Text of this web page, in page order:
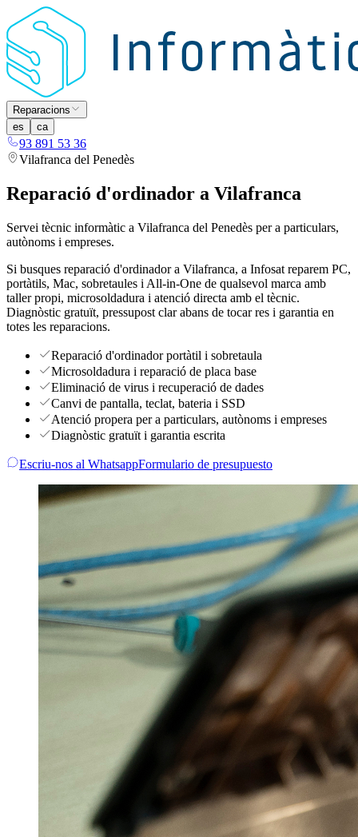
Reparacions
es
ca
93 891 53 36
Vilafranca del Penedès
Reparació d'ordinador a Vilafranca
Servei tècnic informàtic a Vilafranca del Penedès per a particulars,
autònoms i empreses.
Si busques reparació d'ordinador a Vilafranca, a Infosat reparem PC,
portàtils, Mac, sobretaules i All-in-One de qualsevol marca amb
taller propi, microsoldadura i atenció directa amb el tècnic.
Diagnòstic gratuït, pressupost clar abans de tocar res i garantia en
totes les reparacions.
Reparació d'ordinador portàtil i sobretaula
Microsoldadura i reparació de placa base
Eliminació de virus i recuperació de dades
Canvi de pantalla, teclat, bateria i SSD
Atenció propera per a particulars, autònoms i empreses
Diagnòstic gratuït i garantia escrita
Escriu-nos al WhatsappFormulario de presupuesto